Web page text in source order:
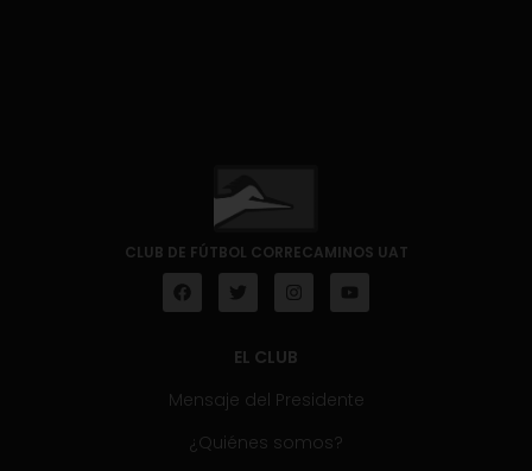
CLUB DE FÚTBOL CORRECAMINOS UAT
EL CLUB
Mensaje del Presidente
¿Quiénes somos?